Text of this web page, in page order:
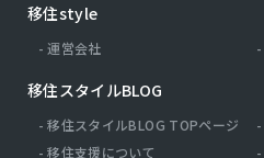
移住style
運営会社
移住スタイルBLOG
移住スタイルBLOG TOPページ
移住支援について